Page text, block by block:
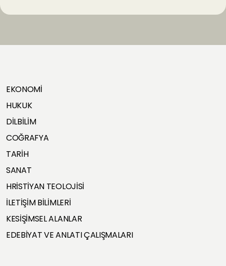
EKONOMİ
HUKUK
DİLBİLİM
COĞRAFYA
TARİH
SANAT
HRİSTİYAN TEOLOJİSİ
İLETİŞİM BİLİMLERİ
KESİŞİMSEL ALANLAR
EDEBİYAT VE ANLATI ÇALIŞMALARI